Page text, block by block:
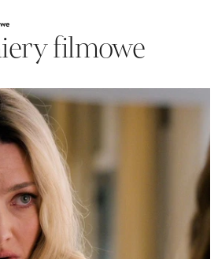
filmowe